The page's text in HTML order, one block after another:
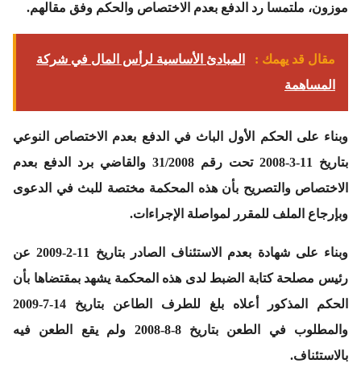
موزون، ملتمسا رد الدفع بعدم الاختصاص والحكم وفق مقالهم.
مقال قد يهمك :
المبادئ الأساسية لرأس المال في شركة
المساهمة
وبناء على الحكم الأول الباث في الدفع بعدم الاختصاص النوعي
بتاريخ 11-3-2008 تحت رقم 31/2008 والقاضي برد الدفع بعدم
الاختصاص والتصريح بأن هذه المحكمة مختصة للبث في الدعوى
وبإرجاع الملف للمقرر لمواصلة الإجراءات.
وبناء
على شهادة بعدم الاستئناف الصادر بتاريخ 11-2-2009 عن
رئيس مصلحة كتابة الضبط لدى هذه المحكمة يشهد بمقتضاها بأن
الحكم المذكور أعلاه بلغ للطرف الطاعن بتاريخ 14-7-2009
والمطلوب في الطعن بتاريخ 8-8-2008 ولم يقع الطعن فيه
بالاستئناف.